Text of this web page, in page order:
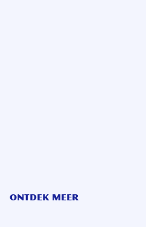
ONTDEK MEER